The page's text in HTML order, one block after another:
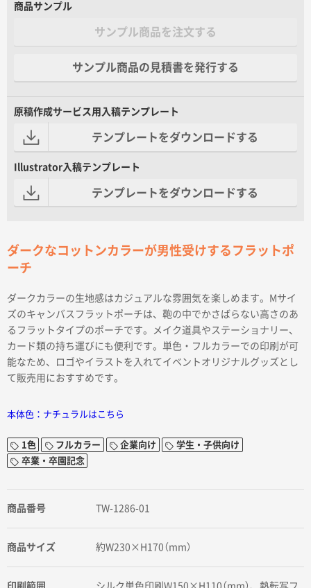
商品サンプル
サンプル商品を注文する
サンプル商品の見積書を発行する
原稿作成サービス用入稿テンプレート
テンプレートをダウンロードする
Illustrator入稿テンプレート
テンプレートをダウンロードする
ダークなコットンカラーが男性受けするフラットポ
ーチ
ダークカラーの生地感はカジュアルな雰囲気を楽しめます。Mサイ
ズのキャンバスフラットポーチは、鞄の中でかさばらない高さのあ
るフラットタイプのポーチです。メイク道具やステーショナリー、
カード類の持ち運びにも便利です。単色・フルカラーでの印刷が可
能なため、ロゴやイラストを入れてイベントオリジナルグッズとし
て販売用におすすめです。
本体色：ナチュラルはこちら
1色 フルカラー 企業向け
学生・子供向け
卒業・卒園記念
商品番号 TW-1286-01
商品サイズ 約W230×H170（mm）